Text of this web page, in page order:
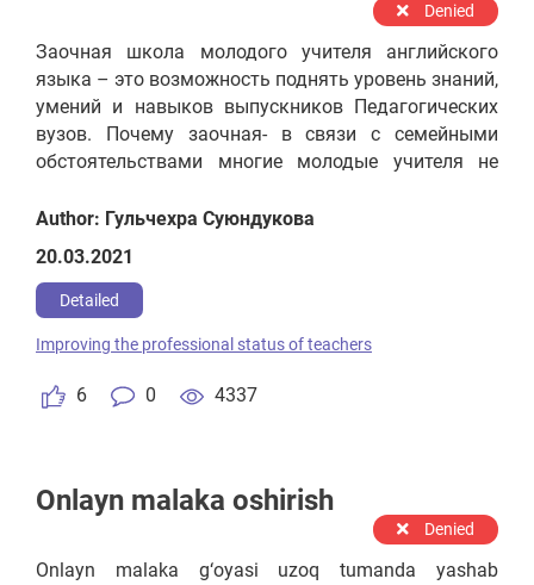
Denied
Заочная школа молодого учителя английского
языка – это возможность поднять уровень знаний,
умений и навыков выпускников Педагогических
вузов. Почему заочная- в связи с семейными
обстоятельствами многие молодые учителя не
дополнительных курсов повышения
квалификации. Занятия в Заочной школе будут
организованы по программе развития
необходимых навыков – грамматика, методика
преподавания, устная речь. Учителя будут
получать задания и 4 раза в месяц собираться на
очное занятие. Программа рассчитана на
краткосрочные курсы с целью помочь молодым
Author: Гульчехра Суюндукова
20.03.2021
Detailed
6 0 4337
Improving the professional status of teachers
Onlayn malaka oshirish
Denied
Onlayn malaka g‘oyasi uzoq tumanda yashab